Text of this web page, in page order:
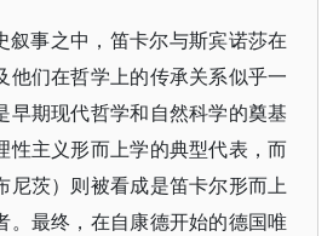
叙事之中，笛卡尔与斯宾诺莎在
他们在哲学上的传承关系似乎一
早期现代哲学和自然科学的奠基
性主义形而上学的典型代表，而
尼茨）则被看成是笛卡尔形而上
。最终，在自康德开始的德国唯